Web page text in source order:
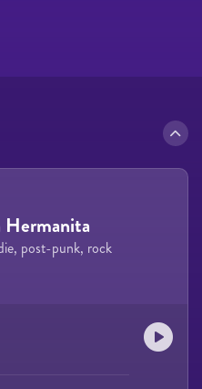
Hermanita
post-punk, rock